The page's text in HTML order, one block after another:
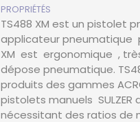
PROPRIÉTÉS
TS488 XM est un pistolet
applicateur pneumatique
XM est ergonomique ,
dépose pneumatique.
produits des gammes
pistolets manuels
nécessitant des ratios de